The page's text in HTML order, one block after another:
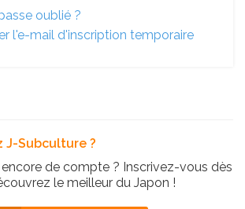
oublié ?
l'e-mail d'inscription temporaire
J-Subculture ?
de compte ? Inscrivez-vous dès
le meilleur du Japon !